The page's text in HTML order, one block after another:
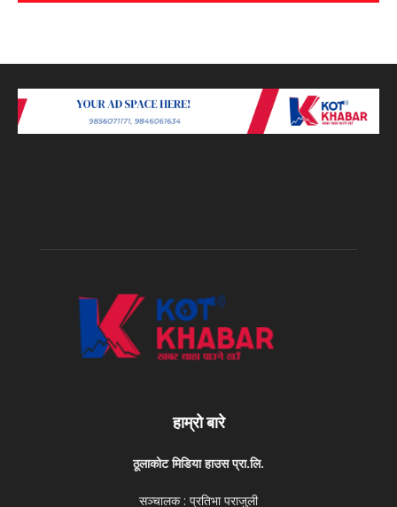
हाम्रो बारे
ठूलाकोट मिडिया हाउस प्रा.लि.
सञ्चालक : प्रतिभा पराजुली